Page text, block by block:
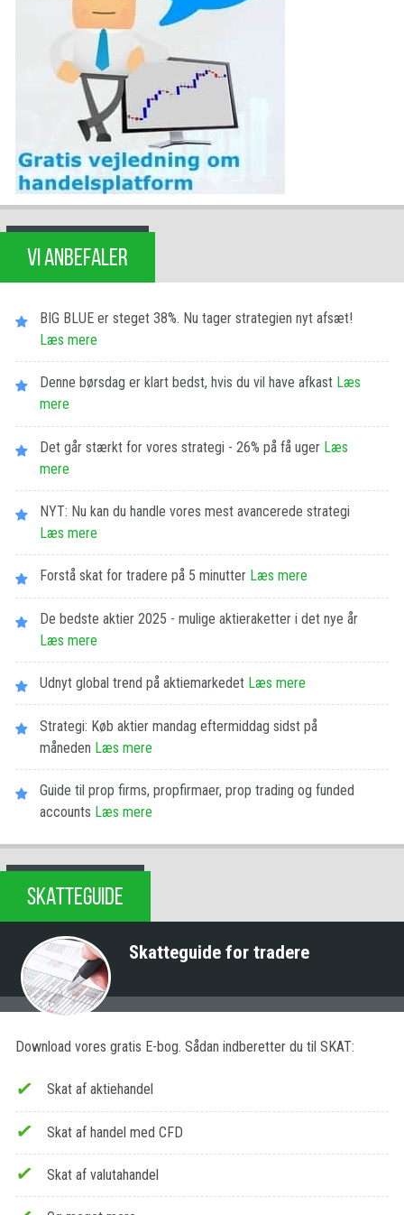
VI ANBEFALER
BIG BLUE er steget 38%. Nu tager strategien nyt afsæt!
Læs mere
Denne børsdag er klart bedst, hvis du vil have afkast Læs
mere
Det går stærkt for vores strategi - 26% på få uger Læs
mere
NYT: Nu kan du handle vores mest avancerede strategi
Læs mere
Forstå skat for tradere på 5 minutter Læs mere
De bedste aktier 2025 - mulige aktieraketter i det nye år
Læs mere
Udnyt global trend på aktiemarkedet Læs mere
Strategi: Køb aktier mandag eftermiddag sidst på
måneden Læs mere
Guide til prop firms, propfirmaer, prop trading og funded
accounts Læs mere
SKATTEGUIDE
Skatteguide for tradere
Download vores gratis E-bog. Sådan indberetter du til SKAT:
Skat af aktiehandel
Skat af handel med CFD
Skat af valutahandel